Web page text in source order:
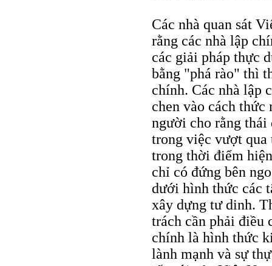
Các nhà quan sát
rằng các nhà lập
các giải pháp thực
bằng "phá rào" thì
chính. Các nhà lập
chen vào cách
người cho rằng thái
trong việc vượt qua
trong thời điểm
chỉ có đứng bên
dưới hình thức các
xây dựng tư dinh.
trách cần phải
chính là hình thức
lành mạnh và sự